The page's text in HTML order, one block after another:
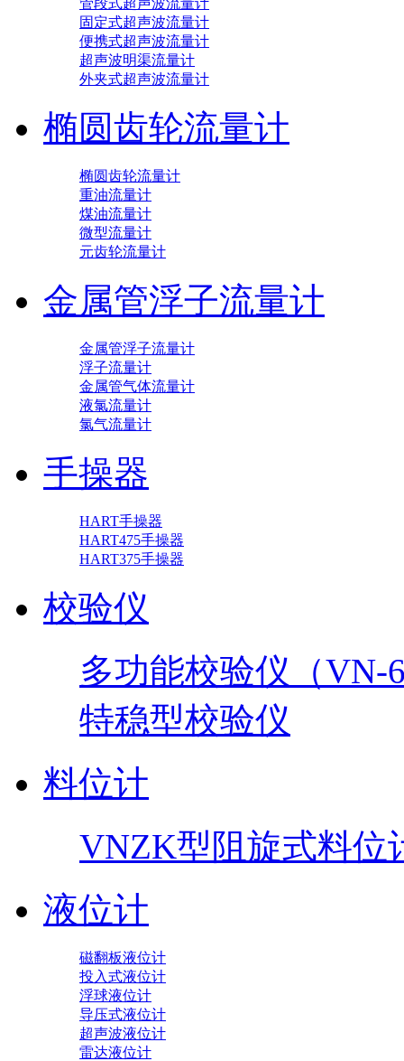
固定式超声波流量计
便携式超声波流量计
超声波明渠流量计
外夹式超声波流量计
椭圆齿轮流量计
椭圆齿轮流量计
重油流量计
煤油流量计
微型流量计
元齿轮流量计
金属管浮子流量计
金属管浮子流量计
浮子流量计
金属管气体流量计
液氯流量计
氯气流量计
手操器
HART手操器
HART475手操器
HART375手操器
校验仪
多功能校验仪（VN-
特稳型校验仪
料位计
VNZK型阻旋式料位
液位计
磁翻板液位计
投入式液位计
浮球液位计
导压式液位计
超声波液位计
雷达液位计